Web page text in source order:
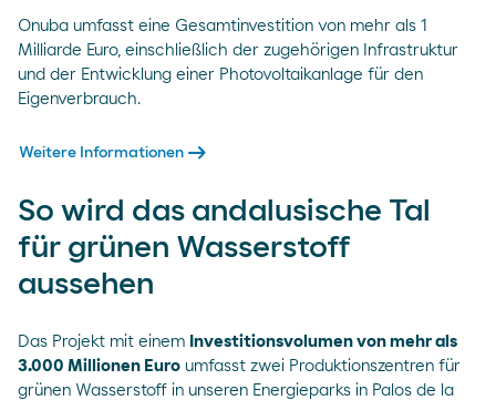
Onuba umfasst eine Gesamtinvestition von mehr als 1
Milliarde Euro, einschließlich der zugehörigen Infrastruktur
und der Entwicklung einer Photovoltaikanlage für den
Eigenverbrauch.
Weitere Informationen arrow_right_alt
So wird das andalusische Tal
für grünen Wasserstoff
aussehen
Das Projekt mit einem Investitionsvolumen von mehr als
3.000 Millionen Euro umfasst zwei Produktionszentren für
grünen Wasserstoff in unseren Energieparks in Palos de la